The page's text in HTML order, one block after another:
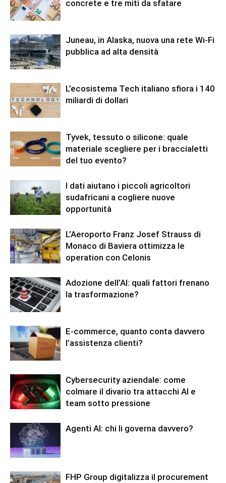
concrete e tre miti da sfatare
Juneau, in Alaska, nuova una rete Wi-Fi
pubblica ad alta densità
L’ecosistema Tech italiano sfiora i 140
miliardi di dollari
Tyvek, tessuto o silicone: quale
materiale scegliere per i braccialetti
del tuo evento?
I dati aiutano i piccoli agricoltori
sudafricani a cogliere nuove
opportunità
L’Aeroporto Franz Josef Strauss di
Monaco di Baviera ottimizza le
operation con Celonis
Adozione dell’AI: quali fattori frenano
la trasformazione?
E-commerce, quanto conta davvero
l’assistenza clienti?
Cybersecurity aziendale: come
colmare il divario tra attacchi AI e
team sotto pressione
Agenti AI: chi li governa davvero?
FHP Group digitalizza il procurement